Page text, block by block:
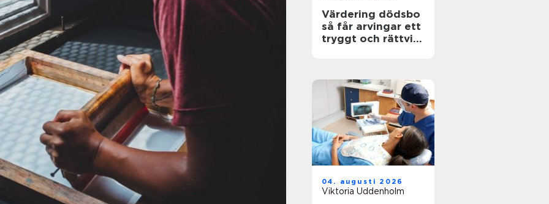
Värdering dödsbo
så får arvingar ett
tryggt och rättvist
04. augusti 2026
Viktoria Uddenholm